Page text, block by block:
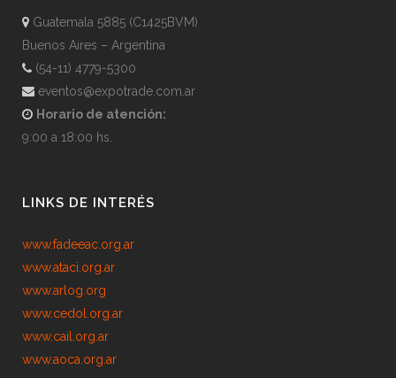
Guatemala 5885 (C1425BVM)
Buenos Aires – Argentina
(54-11) 4779-5300
eventos@expotrade.com.ar
Horario de atención:
9:00 a 18:00 hs.
LINKS DE INTERÉS
www.fadeeac.org.ar
www.ataci.org.ar
www.arlog.org
www.cedol.org.ar
www.cail.org.ar
www.aoca.org.ar